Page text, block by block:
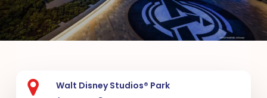
Walt Disney Studios® Park